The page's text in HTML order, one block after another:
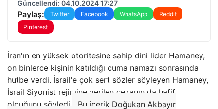
Güncellendi: 04.10.2024 17:27
Paylaş: Twitter Facebook WhatsApp
Reddit
Pinterest
İran'ın en yüksek otoritesine sahip dini lider Hamaney,
on binlerce kişinin katıldığı cuma namazı sonrasında
hutbe verdi. İsrail'e çok sert sözler söyleyen Hamaney,
İsrail Siyonist rejimine verilen cezanın da hafif
olduğunu söyledi.
Bu içerik Doğukan Akbayır